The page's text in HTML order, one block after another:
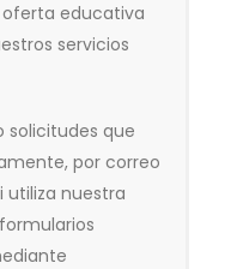
oferta educativa
servicios
solicitudes que
por correo
utiliza nuestra